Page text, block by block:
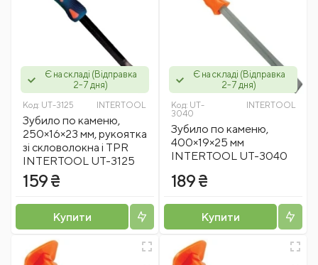
Є на складі (Відправка
2-7 дня)
Код: UT-3125 INTERTOOL
Зубило по каменю,
250×16×23 мм, рукоятка
зі скловолокна і TPR
INTERTOOL UT-3125
159 ₴
Купити
Є на складі (Відправка
2-7 дня)
Код: UT-
3040
INTERTOOL
Зубило по каменю,
400×19×25 мм
INTERTOOL UT-3040
189 ₴
Купити